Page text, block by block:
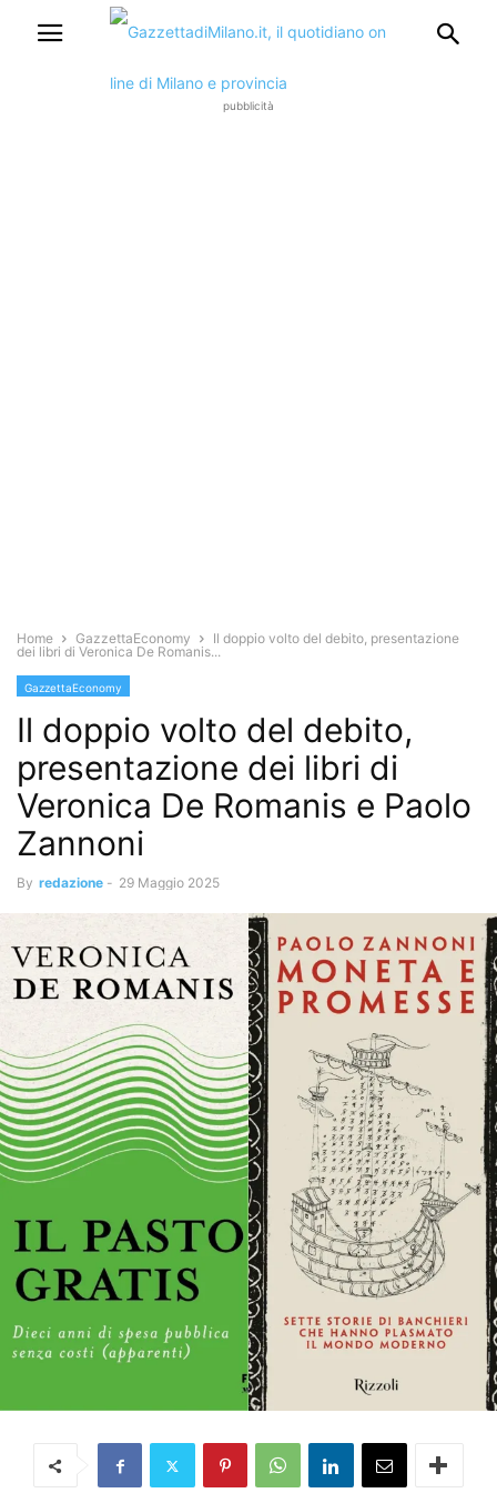
pubblicità
Home GazzettaEconomy
Il doppio volto del debito, presentazione
dei libri di Veronica De Romanis...
GazzettaEconomy
Il doppio volto del debito,
presentazione dei libri di
Veronica De Romanis e Paolo
Zannoni
By redazione - 29 Maggio 2025